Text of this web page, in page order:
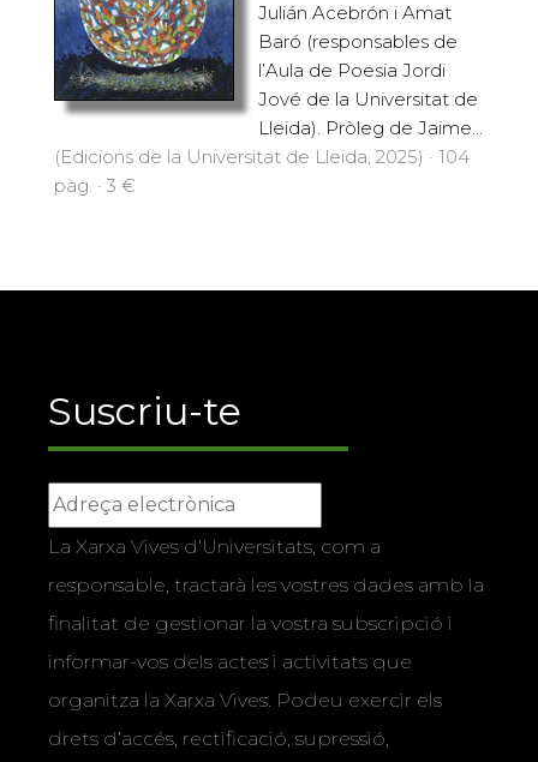
Julián Acebrón i Amat
Baró (responsables de
l’Aula de Poesia Jordi
Jové de la Universitat de
Lleida). Pròleg de Jaime...
(Edicions de la Universitat de Lleida, 2025) · 104
pàg. · 3 €
Suscriu-te
La Xarxa Vives d’Universitats, com a
responsable, tractarà les vostres dades amb la
finalitat de gestionar la vostra subscripció i
informar-vos dels actes i activitats que
organitza la Xarxa Vives. Podeu exercir els
drets d’accés, rectificació, supressió,